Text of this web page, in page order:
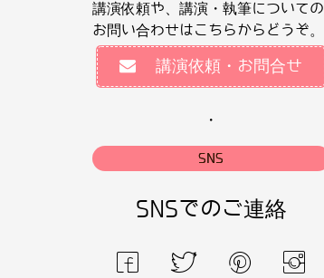
講演依頼や、講演・執筆についての
お問い合わせはこちらからどうぞ。
講演依頼・お問合せ
・
SNS
SNSでのご連絡